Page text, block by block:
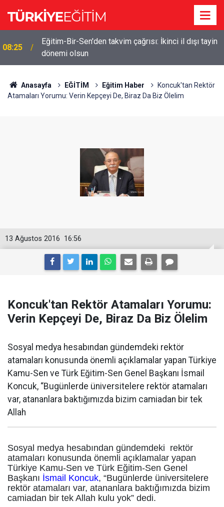
08:25
Eğitim-Bir-Sen'den takvim çağrısı: İkinci il dışı tayin
dönemi olsun
Anasayfa EĞİTİM Eğitim Haber
Koncuk'tan Rektör
Atamaları Yorumu: Verin Kepçeyi De, Biraz Da Biz Ölelim
16:56
13 Ağustos 2016
Koncuk'tan Rektör Atamaları Yorumu:
Verin Kepçeyi De, Biraz Da Biz Ölelim
Sosyal medya hesabından gündemdeki rektör
atamaları konusunda önemli açıklamalar yapan Türkiye
Kamu-Sen ve Türk Eğitim-Sen Genel Başkanı İsmail
Koncuk, “Bugünlerde üniversitelere rektör atamaları
var, atananlara baktığımızda bizim camiadan bir tek
Allah
Sosyal medya hesabından gündemdeki rektör
atamaları konusunda önemli açıklamalar yapan
Türkiye Kamu-Sen ve Türk Eğitim-Sen Genel
Başkanı İsmail Koncuk, “Bugünlerde üniversitelere
rektör atamaları var, atananlara baktığımızda bizim
camiadan bir tek Allah kulu yok” dedi.